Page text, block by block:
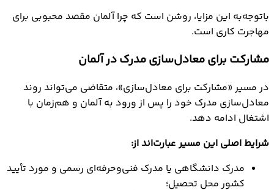
باتوجه‌به این مزایا، روشن است که چرا آلمان مقصد محبوبی برای
مهاجرت کاری است.
مشارکت برای معادل‌سازی مدرک در آلمان
در مسیر «مشارکت برای معادل‌سازی»، متقاضی می‌تواند روند
معادل‌سازی مدرک خود را پس از ورود به آلمان و هم‌زمان با
اشتغال ادامه دهد.
شرایط اصلی این مسیر عبارت‌اند از:
مدرک دانشگاهی یا مدرک فنی‌وحرفه‌ای رسمی و مورد تأیید
کشور محل تحصیل؛